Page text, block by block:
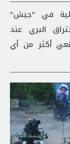
في "جيش"
البري عند
أكثر من أي